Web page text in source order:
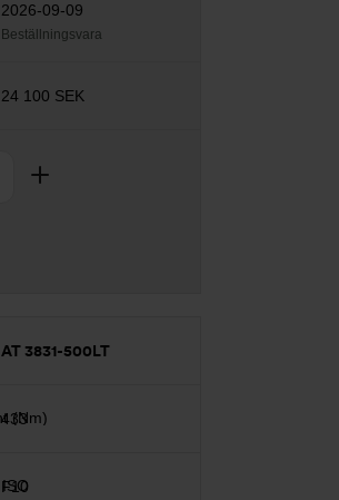
2026-09-09
Beställningsvara
24 100 SEK
AT 3831-500LT
433
F10